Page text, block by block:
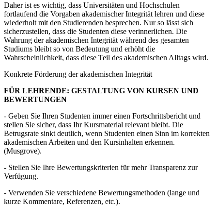
Daher ist es wichtig, dass Universitäten und Hochschulen
fortlaufend die Vorgaben akademischer Integrität lehren und diese
wiederholt mit den Studierenden besprechen. Nur so lässt sich
sicherzustellen, dass die Studenten diese verinnerlichen. Die
Wahrung der akademischen Integrität während des gesamten
Studiums bleibt so von Bedeutung und erhöht die
Wahrscheinlichkeit, dass diese Teil des akademischen Alltags wird.
Konkrete Förderung der akademischen Integrität
FÜR LEHRENDE: GESTALTUNG VON KURSEN UND
BEWERTUNGEN
- Geben Sie Ihren Studenten immer einen Fortschrittsbericht und
stellen Sie sicher, dass Ihr Kursmaterial relevant bleibt. Die
Betrugsrate sinkt deutlich, wenn Studenten einen Sinn im korrekten
akademischen Arbeiten und den Kursinhalten erkennen.
(Musgrove).
- Stellen Sie Ihre Bewertungskriterien für mehr Transparenz zur
Verfügung.
- Verwenden Sie verschiedene Bewertungsmethoden (lange und
kurze Kommentare, Referenzen, etc.).